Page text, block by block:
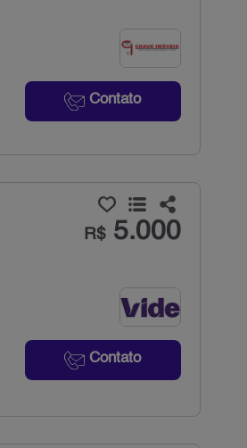
Contato
R$5.000
Contato